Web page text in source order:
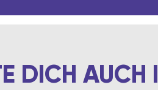
DICH AUCH